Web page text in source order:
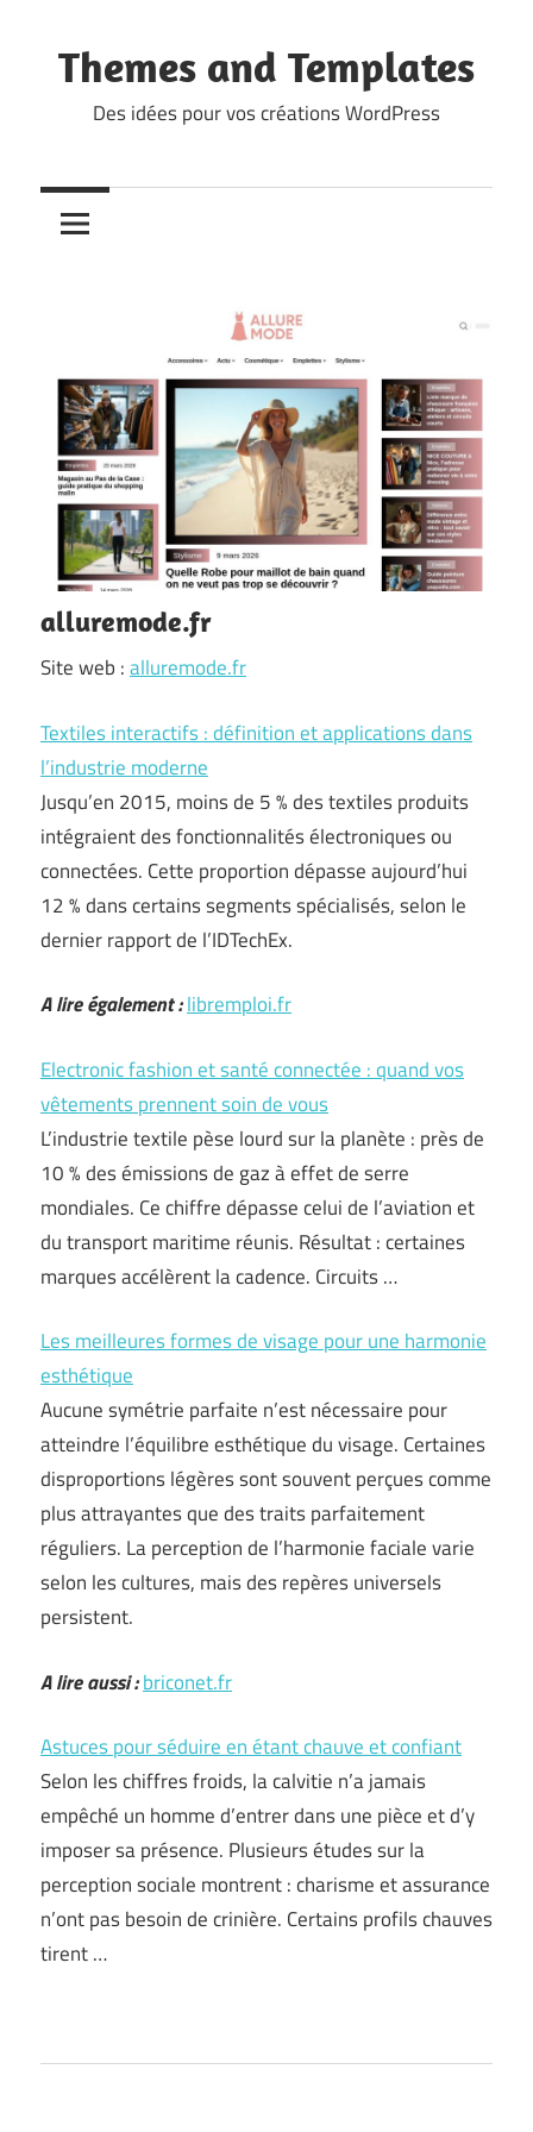
content
Themes and Templates
Des idées pour vos créations WordPress
alluremode.fr
Site web :alluremode.fr
Textiles interactifs : définition et applications dans
l’industrie moderne
Jusqu’en 2015, moins de 5 % des textiles produits
intégraient des fonctionnalités électroniques ou
connectées. Cette proportion dépasse aujourd’hui
12 % dans certains segments spécialisés, selon le
dernier rapport de l’IDTechEx.
A lire également :libremploi.fr
Electronic fashion et santé connectée : quand vos
vêtements prennent soin de vous
L’industrie textile pèse lourd sur la planète : près de
10 % des émissions de gaz à effet de serre
mondiales. Ce chiffre dépasse celui de l’aviation et
du transport maritime réunis. Résultat : certaines
marques accélèrent la cadence. Circuits …
Les meilleures formes de visage pour une harmonie
esthétique
Aucune symétrie parfaite n’est nécessaire pour
atteindre l’équilibre esthétique du visage. Certaines
disproportions légères sont souvent perçues comme
plus attrayantes que des traits parfaitement
réguliers. La perception de l’harmonie faciale varie
selon les cultures, mais des repères universels
persistent.
A lire aussi :briconet.fr
Astuces pour séduire en étant chauve et confiant
Selon les chiffres froids, la calvitie n’a jamais
empêché un homme d’entrer dans une pièce et d’y
imposer sa présence. Plusieurs études sur la
perception sociale montrent : charisme et assurance
n’ont pas besoin de crinière. Certains profils chauves
tirent …